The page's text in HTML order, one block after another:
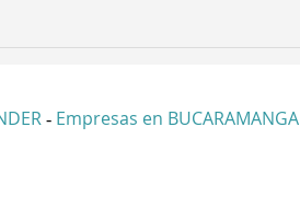
- Empresas en BUCARAMANGA